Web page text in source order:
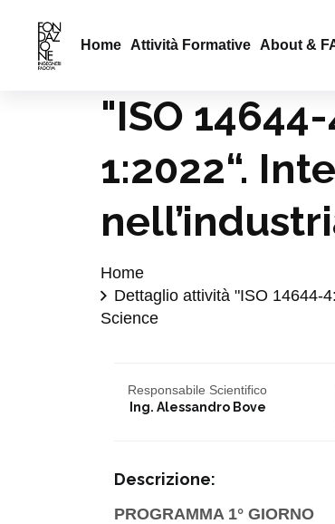
Home Attività Formative About &
"ISO
1:2022“.
Home
Dettaglio attività "ISO 14644-
Science
Responsabile Scientifico
Ing. Alessandro Bove
Descrizione:
PROGRAMMA 1° GIORNO